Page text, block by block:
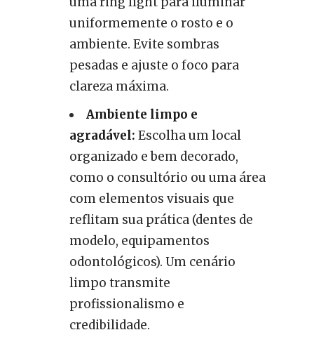
uniformemente o rosto e o
ambiente. Evite sombras
pesadas e ajuste o foco para
clareza máxima.
Ambiente limpo e
agradável: Escolha um local
organizado e bem decorado,
como o consultório ou uma área
com elementos visuais que
reflitam sua prática (dentes de
modelo, equipamentos
odontológicos). Um cenário
limpo transmite
profissionalismo e
credibilidade.